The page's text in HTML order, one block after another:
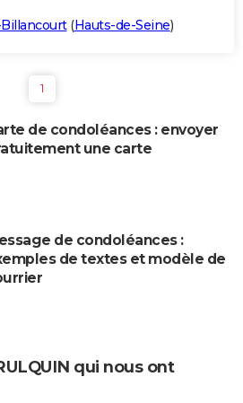
(Hauts-de-Seine)
1
de condoléances : envoyer
une carte
de condoléances :
de textes et modèle de
qui nous ont